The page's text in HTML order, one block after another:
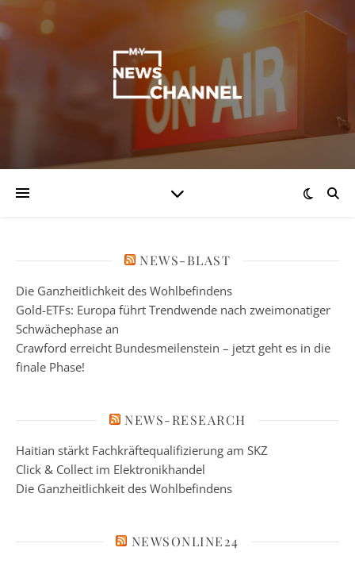
NEWS-BLAST
Die Ganzheitlichkeit des Wohlbefindens
Gold-ETFs: Europa führt Trendwende nach zweimonatiger
Schwächephase an
Crawford erreicht Bundesmeilenstein – jetzt geht es in die
finale Phase!
NEWS-RESEARCH
Haitian stärkt Fachkräftequalifizierung am SKZ
Click & Collect im Elektronikhandel
Die Ganzheitlichkeit des Wohlbefindens
NEWSONLINE24